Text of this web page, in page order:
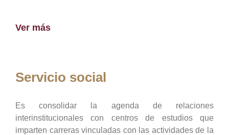
Ver más
Servicio social
Es consolidar la agenda de relaciones
interinstitucionales con centros de estudios que
imparten carreras vinculadas con las actividades de la